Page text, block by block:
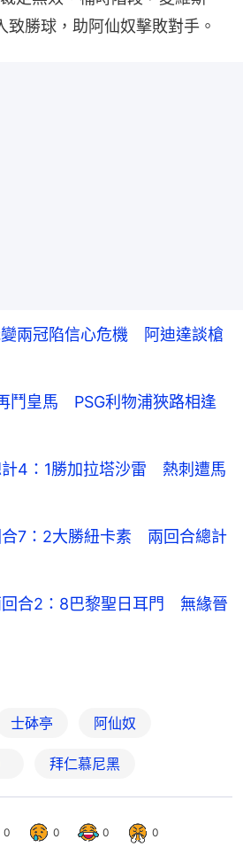
致勝球，助阿仙奴擊敗對手。
兩冠陷信心危機 阿迪達談槍
鬥皇馬 PSG利物浦狹路相逢
計4：1勝加拉塔沙雷 熱刺遭馬
合7：2大勝紐卡素 兩回合總計
回合2：8巴黎聖日耳門 無緣晉
士砵亭 阿仙奴
拜仁慕尼黑
0 0 0 0